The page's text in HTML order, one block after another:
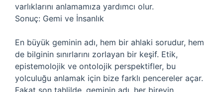
varlıklarını anlamamıza yardımcı olur.
Sonuç: Gemi ve İnsanlık
En büyük geminin adı, hem bir ahlaki sorudur, hem
de bilginin sınırlarını zorlayan bir keşif. Etik,
epistemolojik ve ontolojik perspektifler, bu
yolculuğu anlamak için bize farklı pencereler açar.
Fakat son tahlilde, geminin adı, her bireyin